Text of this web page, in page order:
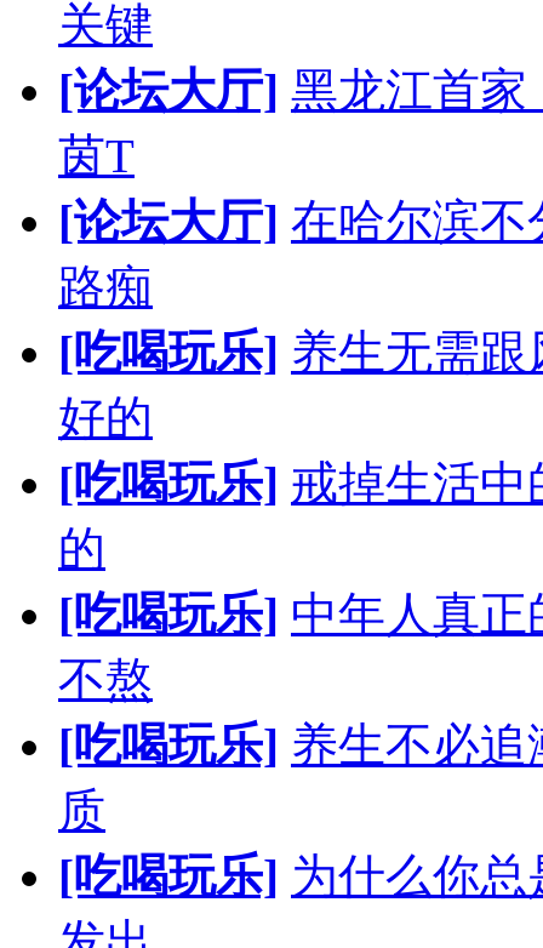
关键
[论坛大厅] 黑龙江首家
茵T
[论坛大厅] 在哈尔滨不
路痴
[吃喝玩乐] 养生无需
好的
[吃喝玩乐] 戒掉生活中
的
[吃喝玩乐] 中年人真
不熬
[吃喝玩乐] 养生不必
质
[吃喝玩乐] 为什么你